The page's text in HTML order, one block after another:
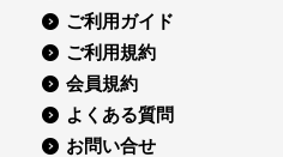
ご利用ガイド
ご利用規約
会員規約
よくある質問
お問い合せ